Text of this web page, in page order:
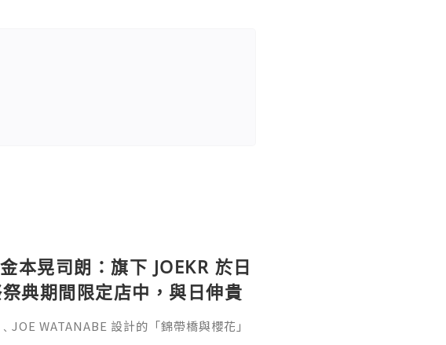
本晃司朗：旗下 JOEKR 於日
典期間限定店中，與日伸貴
匠一同參展
WATANABE 設計的「錦帶橋與櫻花」